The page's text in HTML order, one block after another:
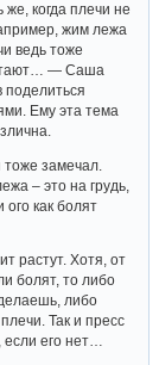
когда плечи не
жим лежа
ведь тоже
— Саша
поделиться
Ему эта тема
замечал.
– это на грудь,
ого как болят
растут. Хотя, от
болят, то либо
либо
Так и пресс
его нет…